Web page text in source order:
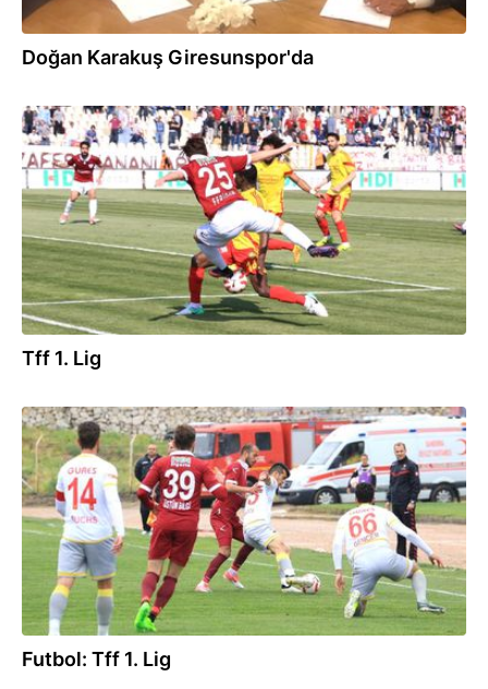
Doğan Karakuş Giresunspor'da
03.05.2017
Tff 1. Lig
18.04.2017
Futbol: Tff 1. Lig